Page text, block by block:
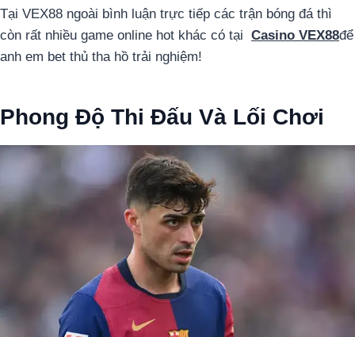
Tại VEX88 ngoài bình luận trực tiếp các trận bóng đá thì
còn rất nhiều game online hot khác có tại Casino VEX88để
anh em bet thủ tha hồ trải nghiệm!
Phong Độ Thi Đấu Và Lối Chơi